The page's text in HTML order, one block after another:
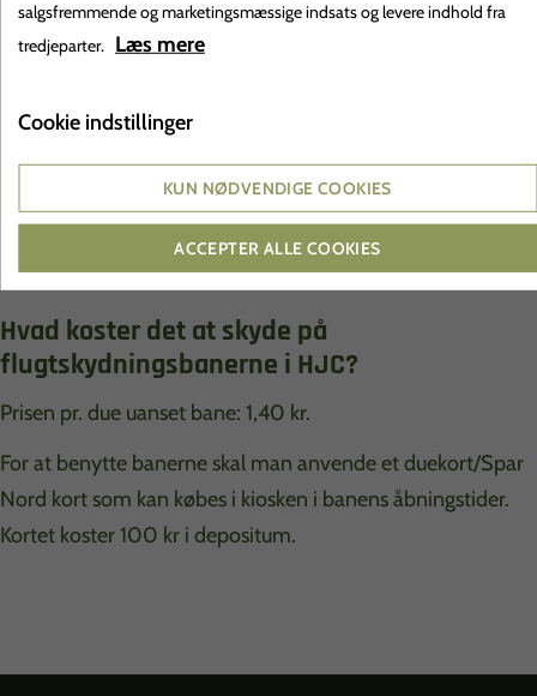
- 16:00
pga. HJC
Priser
Hvad koster det at skyde på
flugtskydningsbanerne i HJC?
Prisen pr. due uanset bane: 1,40 kr.
For at benytte banerne skal man anvende et duekort/Spar
Nord kort som kan købes i kiosken i banens åbningstider.
Kortet koster 100 kr i depositum.
salgsfremmende og marketingsmæssige indsats og levere indhold fra
tredjeparter. Læs mere
Cookie indstillinger
KUN NØDVENDIGE COOKIES
ACCEPTER ALLE COOKIES